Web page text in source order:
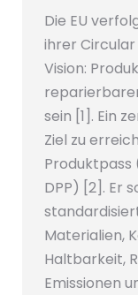
Die EU
ihrer
Vision:
sein [1]. Ein
Ziel zu
Produktpass
DPP) [2]. Er
Materialien,
Haltbarkeit,
Emissionen